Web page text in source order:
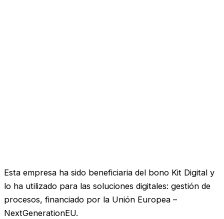
Esta empresa ha sido beneficiaria del bono Kit Digital y
lo ha utilizado para las soluciones digitales: gestión de
procesos, financiado por la Unión Europea –
NextGenerationEU.